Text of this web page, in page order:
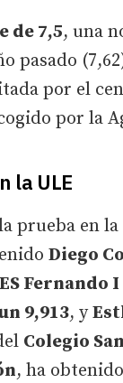
de 7,5, una
pasado
por el
por la
la ULE
prueba en la
Diego
Fernando
9,913, y
Colegio
, ha